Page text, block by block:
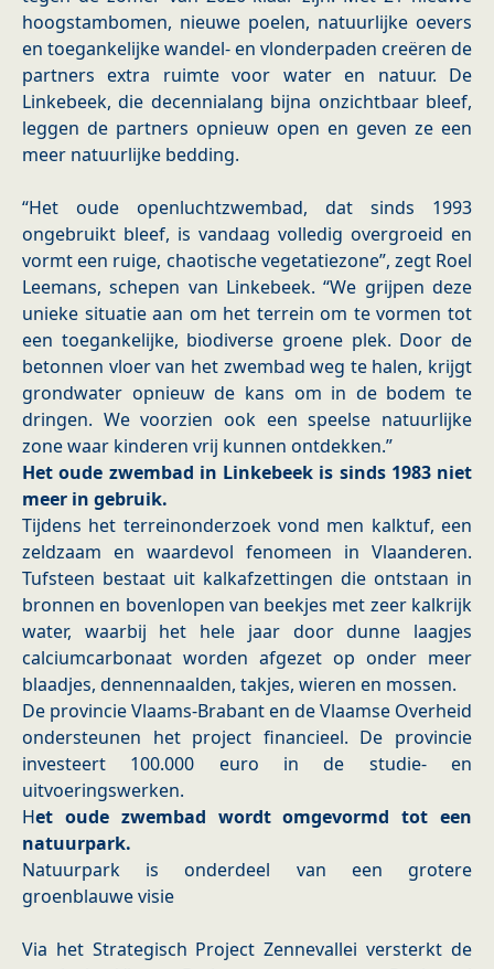
hoogstambomen, nieuwe poelen, natuurlijke oevers
en toegankelijke wandel- en vlonderpaden creëren de
partners extra ruimte voor water en natuur. De
Linkebeek, die decennialang bijna onzichtbaar bleef,
leggen de partners opnieuw open en geven ze een
meer natuurlijke bedding.
“Het oude openluchtzwembad, dat sinds 1993
ongebruikt bleef, is vandaag volledig overgroeid en
vormt een ruige, chaotische vegetatiezone”, zegt Roel
Leemans, schepen van Linkebeek. “We grijpen deze
unieke situatie aan om het terrein om te vormen tot
een toegankelijke, biodiverse groene plek. Door de
betonnen vloer van het zwembad weg te halen, krijgt
grondwater opnieuw de kans om in de bodem te
dringen. We voorzien ook een speelse natuurlijke
zone waar kinderen vrij kunnen ontdekken.”
Het oude zwembad in Linkebeek is sinds 1983 niet
meer in gebruik.
Tijdens het terreinonderzoek vond men kalktuf, een
zeldzaam en waardevol fenomeen in Vlaanderen.
Tufsteen bestaat uit kalkafzettingen die ontstaan in
bronnen en bovenlopen van beekjes met zeer kalkrijk
water, waarbij het hele jaar door dunne laagjes
calciumcarbonaat worden afgezet op onder meer
blaadjes, dennennaalden, takjes, wieren en mossen.
​De provincie Vlaams-Brabant en de Vlaamse Overheid
ondersteunen het project financieel. De provincie
investeert 100.000 euro in de studie- en
uitvoeringswerken.
Het oude zwembad wordt omgevormd tot een
natuurpark.
​Natuurpark is onderdeel van een grotere
groenblauwe visie
Via het Strategisch Project Zennevallei versterkt de